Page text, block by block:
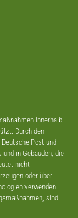
innerhalb
Durch den
Post und
in Gebäuden, die
nicht
oder über
verwenden.
sind